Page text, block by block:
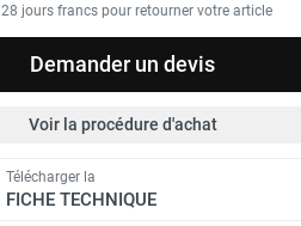
28 jours francs pour retourner votre article
Demander un devis
Voir la procédure d'achat
Télécharger la
FICHE TECHNIQUE